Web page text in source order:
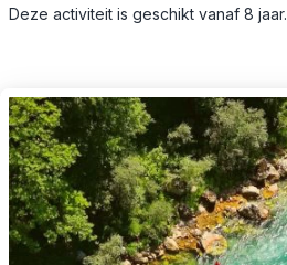
Deze activiteit is geschikt vanaf 8 jaar.